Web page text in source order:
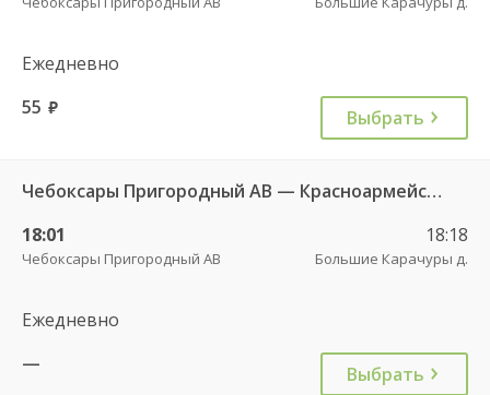
Ежедневно
55 руб. Выбрать
Чебоксары Пригородный АВ — Красноармейское с. ДКП 121
18:01
Чебоксары Пригородный АВ
18:18
Большие Карачуры д.
Ежедневно
—
Выбрать